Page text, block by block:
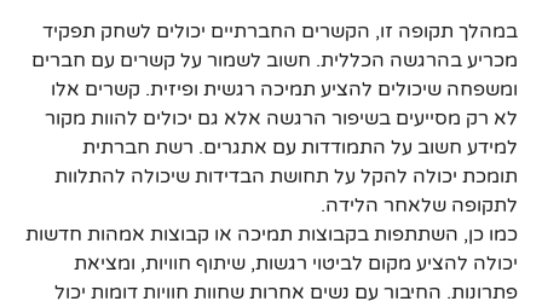
במהלך תקופה זו, הקשרים החברתיים יכולים לשחק תפקיד
מכריע בהרגשה הכללית. חשוב לשמור על קשרים עם חברים
ומשפחה שיכולים להציע תמיכה רגשית ופיזית. קשרים אלו
לא רק מסייעים בשיפור הרגשה אלא גם יכולים להוות מקור
למידע חשוב על התמודדות עם אתגרים. רשת חברתית
תומכת יכולה להקל על תחושת הבדידות שיכולה להתלוות
לתקופה שלאחר הלידה.
כמו כן, השתתפות בקבוצות תמיכה או קבוצות אמהות חדשות
יכולה להציע מקום לביטוי רגשות, שיתוף חוויות, ומציאת
פתרונות. החיבור עם נשים אחרות שחוות חוויות דומות יכול